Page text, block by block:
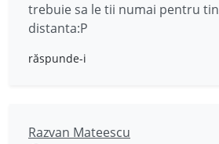
trebuie sa le tii numai pentru
distanta:P
răspunde-i
Razvan Mateescu